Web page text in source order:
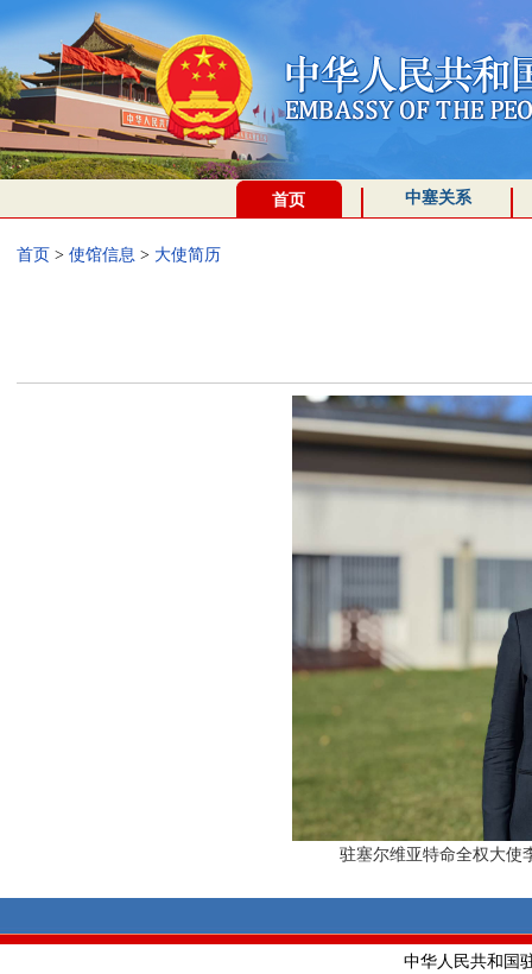
首页 中塞关系
首页 > 使馆信息 > 大使简历
驻塞尔维亚特命全权大使
中华人民共和国